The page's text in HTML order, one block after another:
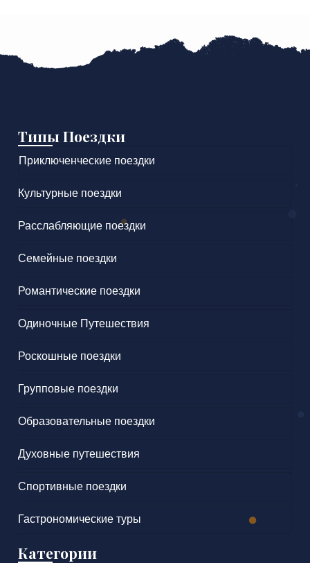
Типы Поездки
Приключенческие поездки
Культурные поездки
Расслабляющие поездки
Семейные поездки
Романтические поездки
Одиночные Путешествия
Роскошные поездки
Групповые поездки
Образовательные поездки
Духовные путешествия
Спортивные поездки
Гастрономические туры
Категории